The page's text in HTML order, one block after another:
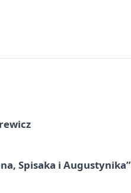
Spisaka i Augustynika”